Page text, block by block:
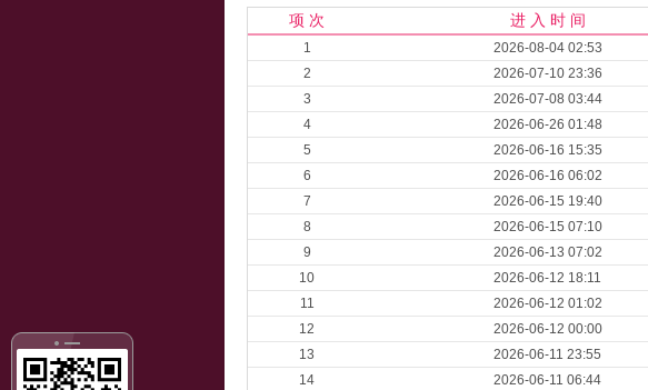
项 次 进 入 时 间
1 2026-08-04 02:53
2
2026-07-10 23:36
3
2026-07-08 03:44
4
2026-06-26 01:48
5
2026-06-16 15:35
6
2026-06-16 06:02
7
2026-06-15 19:40
8
2026-06-15 07:10
9
2026-06-13 07:02
10
2026-06-12 18:11
11
2026-06-12 01:02
12
2026-06-12 00:00
13
2026-06-11 23:55
14
2026-06-11 06:44